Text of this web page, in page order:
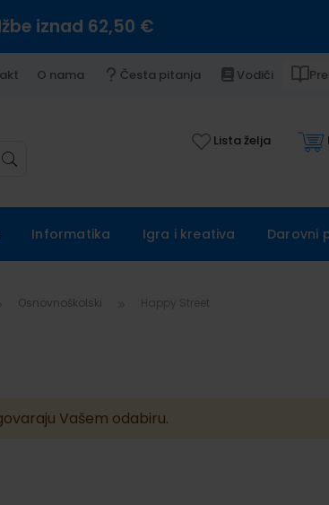
iznad 62,50 €
O nama Česta pitanja Vodiči
Lista želja
Informatika Igra i kreativa Darovni
Osnovnoškolski
Vašem odabiru.